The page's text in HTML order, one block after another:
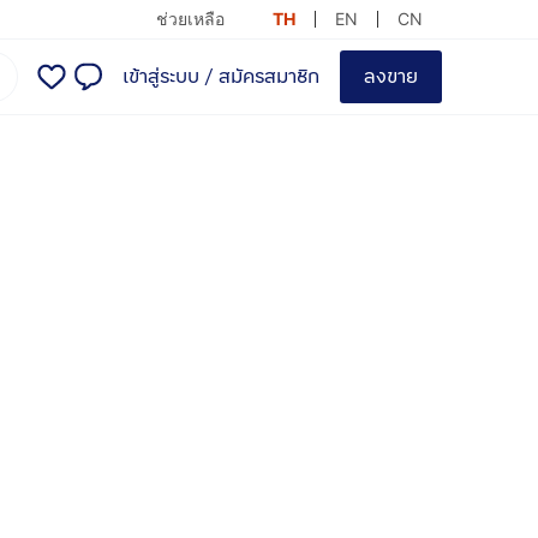
ช่วยเหลือ TH EN CN
เข้าสู่ระบบ / สมัครสมาชิก ลงขาย